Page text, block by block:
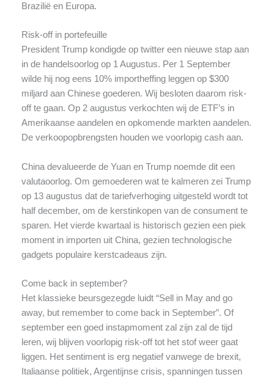
Brazilië en Europa.
Risk-off in portefeuille
President Trump kondigde op twitter een nieuwe stap aan
in de handelsoorlog op 1 Augustus. Per 1 September
wilde hij nog eens 10% importheffing leggen op $300
miljard aan Chinese goederen. Wij besloten daarom risk-
off te gaan. Op 2 augustus verkochten wij de ETF’s in
Amerikaanse aandelen en opkomende markten aandelen.
De verkoopopbrengsten houden we voorlopig cash aan.
China devalueerde de Yuan en Trump noemde dit een
valutaoorlog. Om gemoederen wat te kalmeren zei Trump
op 13 augustus dat de tariefverhoging uitgesteld wordt tot
half december, om de kerstinkopen van de consument te
sparen. Het vierde kwartaal is historisch gezien een piek
moment in importen uit China, gezien technologische
gadgets populaire kerstcadeaus zijn.
Come back in september?
Het klassieke beursgezegde luidt “Sell in May and go
away, but remember to come back in September”. Of
september een goed instapmoment zal zijn zal de tijd
leren, wij blijven voorlopig risk-off tot het stof weer gaat
liggen. Het sentiment is erg negatief vanwege de brexit,
Italiaanse politiek, Argentijnse crisis, spanningen tussen